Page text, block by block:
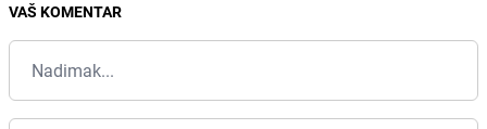
VAŠ KOMENTAR